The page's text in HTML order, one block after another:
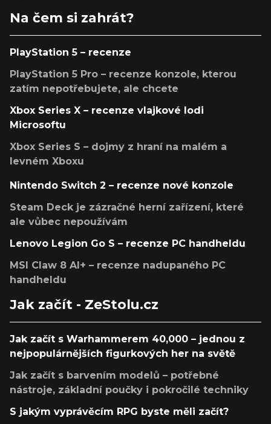
Na čem si zahrát?
PlayStation 5 – recenze
PlayStation 5 Pro – recenze konzole, kterou
zatím nepotřebujete, ale chcete
Xbox Series X – recenze vlajkové lodi
Microsoftu
Xbox Series S – dojmy z hraní na malém a
levném Xboxu
Nintendo Switch 2 – recenze nové konzole
Steam Deck je zázračné herní zařízení, které
ale vůbec nepoužívám
Lenovo Legion Go S – recenze PC handheldu
MSI Claw 8 AI+ – recenze nadupaného PC
handheldu
Jak začít - ZeStolu.cz
Jak začít s Warhammerem 40,000 – jednou z
nejpopulárnějších figurkových her na světě
Jak začít s barvením modelů – potřebné
nástroje, základní poučky i pokročilé techniky
S jakým vyprávěcím RPG byste měli začít?